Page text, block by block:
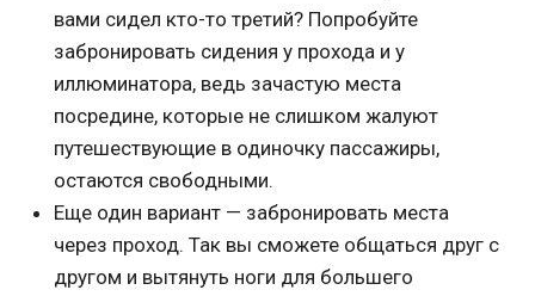
вами сидел кто-то третий? Попробуйте
забронировать сидения у прохода и у
иллюминатора, ведь зачастую места
посредине, которые не слишком жалуют
путешествующие в одиночку пассажиры,
остаются свободными.
Еще один вариант — забронировать места
через проход. Так вы сможете общаться друг с
другом и вытянуть ноги для большего